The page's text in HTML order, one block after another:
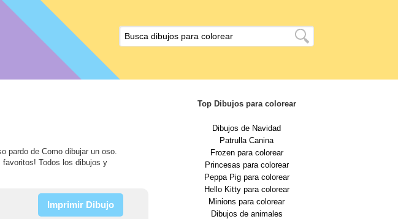
pardo de Como dibujar un oso.
Todos los dibujos y
Imprimir Dibujo
Top Dibujos para colorear
Dibujos de Navidad
Patrulla Canina
Frozen para colorear
Princesas para colorear
Peppa Pig para colorear
Hello Kitty para colorear
Minions para colorear
Dibujos de animales